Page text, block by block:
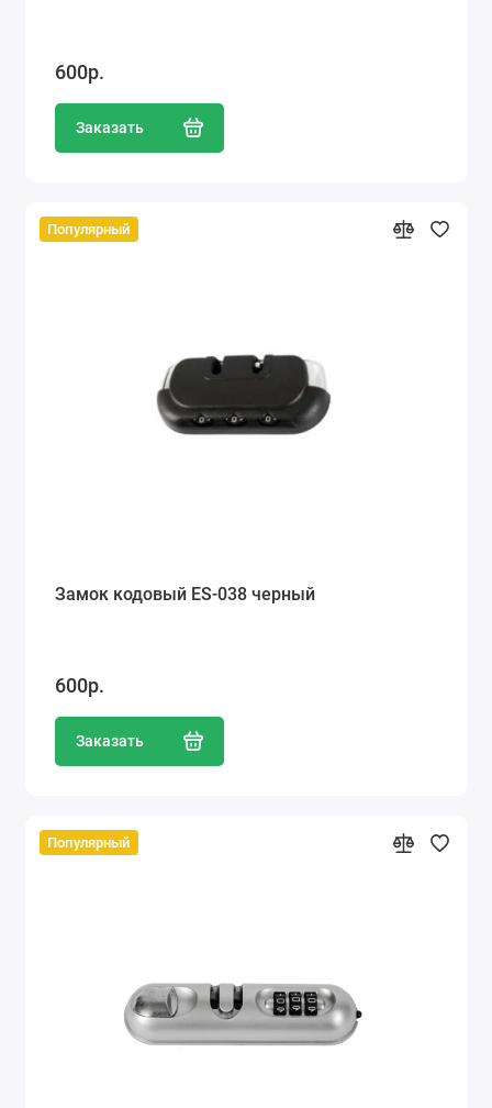
600р.
Заказать
Популярный
Замок кодовый ES-038 черный
600р.
Заказать
Популярный